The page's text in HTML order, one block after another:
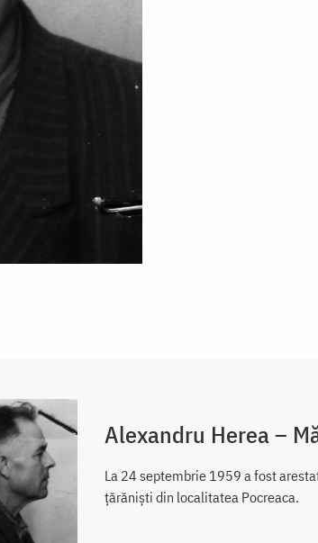
Alexandru Herea –
La 24 septembrie 1959 a fost
țărăniști din localitatea Pocreaca.